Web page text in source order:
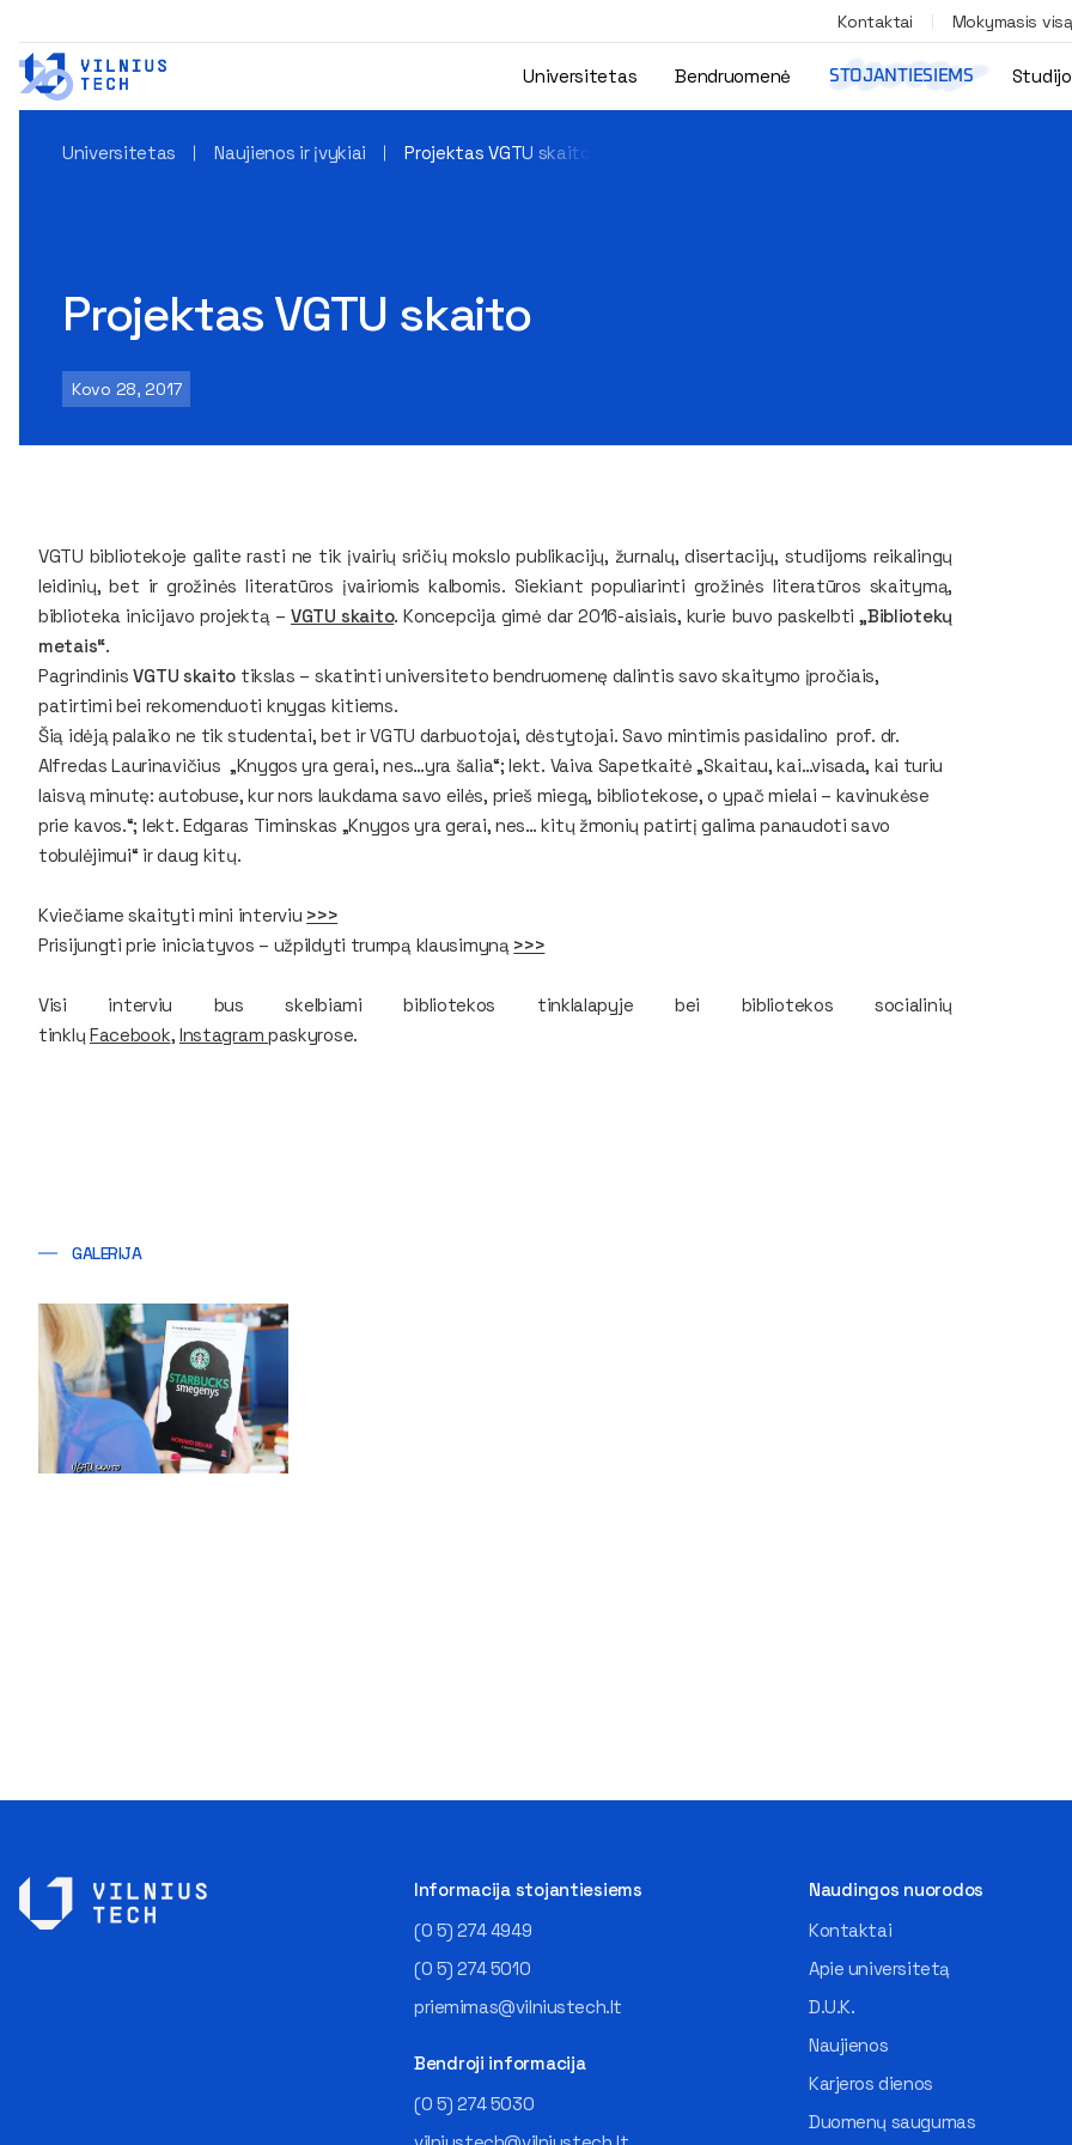
Kontaktai Mokymasis
Universitetas Bendruomenė STOJANTIESIEMS
Universitetas Naujienos ir įvykiai Projektas VGTU skaito
Projektas VGTU skaito
Kovo 28, 2017
VGTU bibliotekoje galite rasti ne tik įvairių sričių mokslo publikacijų, žurnalų, disertacijų, studijoms reikalingų
leidinių, bet ir grožinės literatūros įvairiomis kalbomis. Siekiant populiarinti grožinės literatūros skaitymą,
biblioteka inicijavo projektą – VGTU skaito. Koncepcija gimė dar 2016-aisiais, kurie buvo paskelbti„Bibliotekų
metais“.
PagrindinisVGTU skaito tikslas – skatinti universiteto bendruomenę dalintis savo skaitymo įpročiais,
patirtimi bei rekomenduoti knygas kitiems.
Šią idėją palaiko ne tik studentai, bet ir VGTU darbuotojai, dėstytojai. Savo mintimis pasidalino prof. dr.
Alfredas Laurinavičius „Knygos yra gerai, nes…yra šalia“; lekt. Vaiva Sapetkaitė „Skaitau, kai…visada, kai turiu
laisvą minutę: autobuse, kur nors laukdama savo eilės, prieš miegą, bibliotekose, o ypač mielai – kavinukėse
prie kavos.“; lekt. Edgaras Timinskas „Knygos yra gerai, nes… kitų žmonių patirtį galima panaudoti savo
tobulėjimui“ ir daug kitų.
Kviečiame skaityti mini interviu >>>
Prisijungti prie iniciatyvos – užpildyti trumpą klausimyną >>>
Visi interviu bus skelbiami bibliotekos tinklalapyje bei bibliotekos socialinių
tinklų Facebook, Instagram paskyrose.
GALERIJA
Informacija stojantiesiems
(0 5) 274 4949
(0 5) 274 5010
priemimas@vilniustech.lt
Bendroji informacija
(0 5) 274 5030
Naudingos nuorodos
Kontaktai
Apie universitetą
D.U.K.
Naujienos
Karjeros dienos
Duomenų saugumas